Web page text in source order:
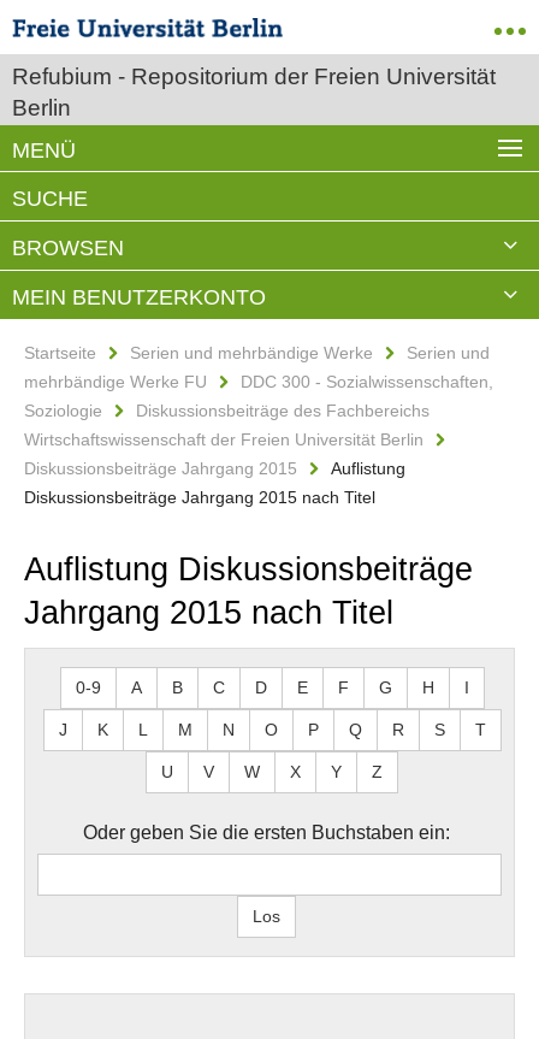
Refubium - Repositorium der Freien Universität
Berlin
MENÜ
SUCHE
BROWSEN
MEIN BENUTZERKONTO
Startseite Serien und mehrbändige Werke
Serien und
mehrbändige Werke FU
DDC 300 - Sozialwissenschaften,
Soziologie
Diskussionsbeiträge des Fachbereichs
Wirtschaftswissenschaft der Freien Universität Berlin
Diskussionsbeiträge Jahrgang 2015
Auflistung
Diskussionsbeiträge Jahrgang 2015 nach Titel
Auflistung Diskussionsbeiträge
Jahrgang 2015 nach Titel
0-9 A B C D E F G H I
J K L M N O P Q R S T
U V W X Y Z
Oder geben Sie die ersten Buchstaben ein: